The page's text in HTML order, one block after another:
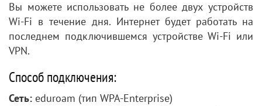
Вы можете использовать не более двух устройств
Wi-Fi в течение дня. Интернет будет работать на
последнем подключившемся устройстве Wi-Fi или
VPN.
Способ подключения:
Сеть: eduroam (тип WPA-Enterprise)